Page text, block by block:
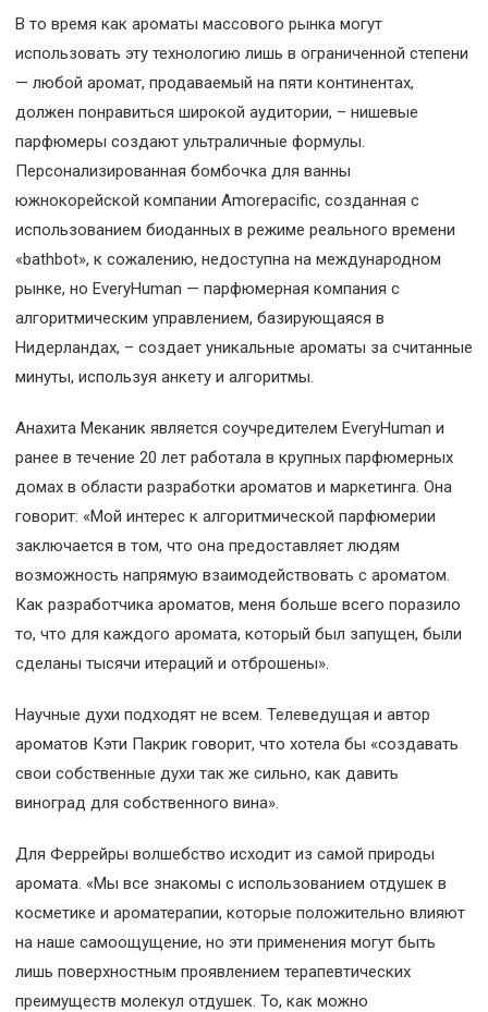
В то время как ароматы массового рынка могут
использовать эту технологию лишь в ограниченной степени
— любой аромат, продаваемый на пяти континентах,
должен понравиться широкой аудитории, – нишевые
парфюмеры создают ультраличные формулы.
Персонализированная бомбочка для ванны
южнокорейской компании Amorepacific, созданная с
использованием биоданных в режиме реального времени
«bathbot», к сожалению, недоступна на международном
рынке, но EveryHuman — парфюмерная компания с
алгоритмическим управлением, базирующаяся в
Нидерландах, – создает уникальные ароматы за считанные
минуты, используя анкету и алгоритмы.
Анахита Меканик является соучредителем EveryHuman и
ранее в течение 20 лет работала в крупных парфюмерных
домах в области разработки ароматов и маркетинга. Она
говорит: «Мой интерес к алгоритмической парфюмерии
заключается в том, что она предоставляет людям
возможность напрямую взаимодействовать с ароматом.
Как разработчика ароматов, меня больше всего поразило
то, что для каждого аромата, который был запущен, были
сделаны тысячи итераций и отброшены».
Научные духи подходят не всем. Телеведущая и автор
ароматов Кэти Пакрик говорит, что хотела бы «создавать
свои собственные духи так же сильно, как давить
виноград для собственного вина».
Для Феррейры волшебство исходит из самой природы
аромата. «Мы все знакомы с использованием отдушек в
косметике и ароматерапии, которые положительно влияют
на наше самоощущение, но эти применения могут быть
лишь поверхностным проявлением терапевтических
преимуществ молекул отдушек. То, как можно